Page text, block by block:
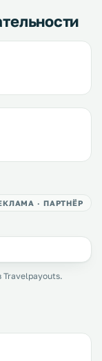
· ПАРТНЁР
Travelpayouts.